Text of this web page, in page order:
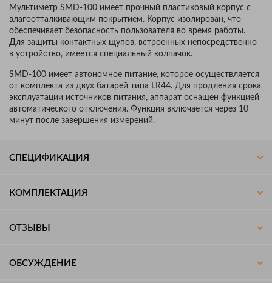
Мультиметр SMD-100 имеет прочный пластиковый корпус с
влагоотталкивающим покрытием. Корпус изолирован, что
обеспечивает безопасность пользователя во время работы.
Для защиты контактных щупов, встроенных непосредственно
в устройство, имеется специальный колпачок.
SMD-100 имеет автономное питание, которое осуществляется
от комплекта из двух батарей типа LR44. Для продления срока
эксплуатации источников питания, аппарат оснащен функцией
автоматического отключения. Функция включается через 10
минут после завершения измерений.
СПЕЦИФИКАЦИЯ
КОМПЛЕКТАЦИЯ
ОТЗЫВЫ
ОБСУЖДЕНИЕ